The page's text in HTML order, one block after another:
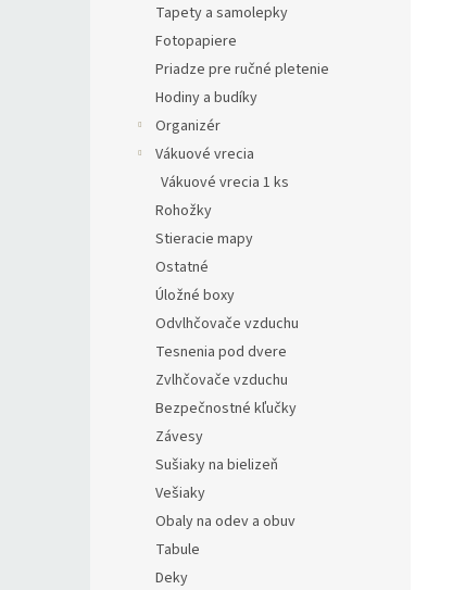
Tapety a samolepky
Fotopapiere
Priadze pre ručné pletenie
Hodiny a budíky
Organizér
Vákuové vrecia
Vákuové vrecia 1 ks
Rohožky
Stieracie mapy
Ostatné
Úložné boxy
Odvlhčovače vzduchu
Tesnenia pod dvere
Zvlhčovače vzduchu
Bezpečnostné kľučky
Závesy
Sušiaky na bielizeň
Vešiaky
Obaly na odev a obuv
Tabule
Deky